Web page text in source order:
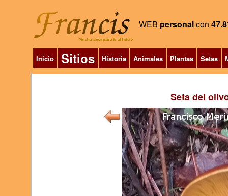
WEB personalcon
Inicio Sitios Historia Animales Plantas Setas
Seta del